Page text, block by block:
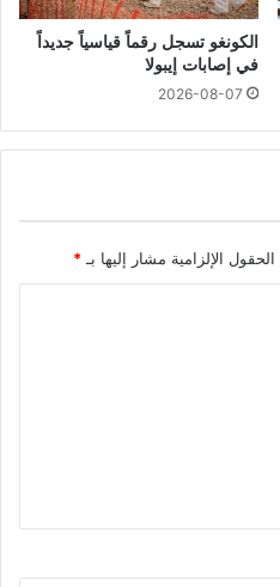
الكونغو تسجل رقماً قياسياً جديداً
في إصابات إيبولا
2026-08-07
الحقول الإلزامية مشار إليها بـ*